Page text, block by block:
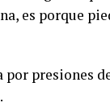
es porque
presiones